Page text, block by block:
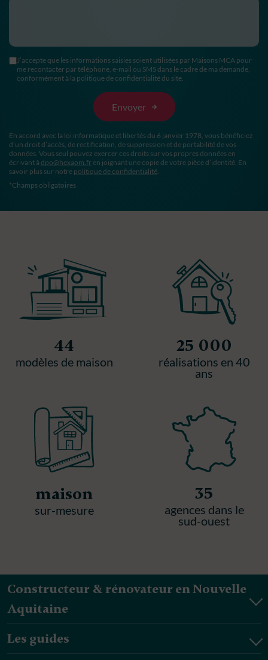
J’accepte que les informations saisies soient utilisées par Maisons MCA pour
me recontacter par téléphone, e-mail ou SMS dans le cadre de ma demande,
conformément à la politique de confidentialité du site.
En accord avec la loi informatique et libertés du 6 janvier 1978, vous bénéficiez
d’un droit d’accès, de rectification, de suppression et de portabilité de vos
données. Vous seul pouvez exercer ces droits sur vos propres données en
écrivant à dpo@hexaom.fr en joignant une copie de votre pièce d’identité. En
savoir plus sur notre politique de confidentialité.
*Champs obligatoires
44
modèles de maison
25 000
réalisations en 40
ans
maison
sur-mesure
35
agences dans le
sud-ouest
Constructeur & rénovateur en Nouvelle
Aquitaine
Les guides